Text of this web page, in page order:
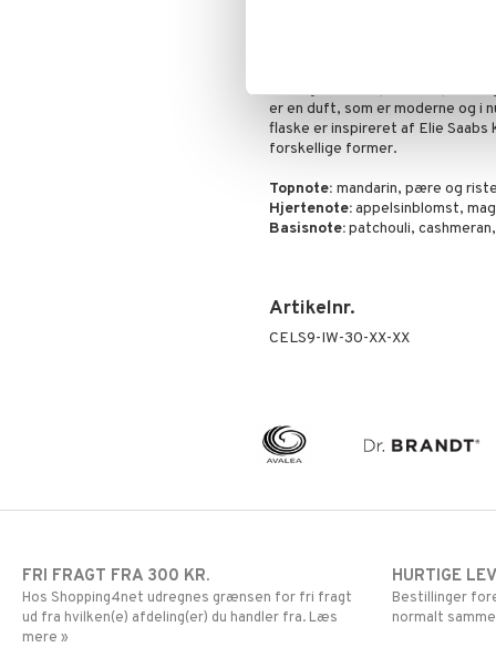
Girl of Now er en
er en duft, som er moderne og i
flaske er inspireret af Elie
forskellige former.
Topnote: mandarin, pære og
Hjertenote:appelsinblomst,
Basisnote:patchouli,
Artikelnr.
CELS9-IW-30-XX-XX
FRI FRAGT FRA 300 KR.
Hos Shopping4net udregnes grænsen for fri fragt
ud fra hvilken(e) afdeling(er) du handler fra. Læs
mere »
HURTIGE
Bestillinger
normalt